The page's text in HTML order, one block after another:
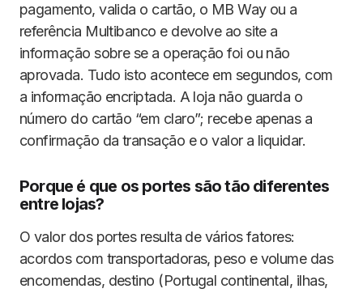
pagamento, valida o cartão, o MB Way ou a
referência Multibanco e devolve ao site a
informação sobre se a operação foi ou não
aprovada. Tudo isto acontece em segundos, com
a informação encriptada. A loja não guarda o
número do cartão “em claro”; recebe apenas a
confirmação da transação e o valor a liquidar.
Porque é que os portes são tão diferentes
entre lojas?
O valor dos portes resulta de vários fatores:
acordos com transportadoras, peso e volume das
encomendas, destino (Portugal continental, ilhas,